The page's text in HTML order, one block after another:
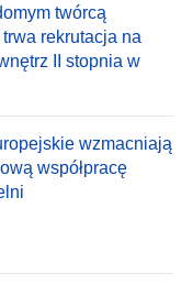
twórcą
rekrutacja na
II stopnia w
wzmacniają
współpracę